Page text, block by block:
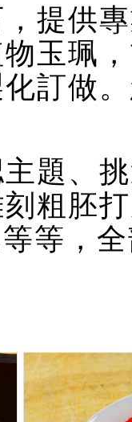
提供
玉珮
訂做
題、
粗胚
等，